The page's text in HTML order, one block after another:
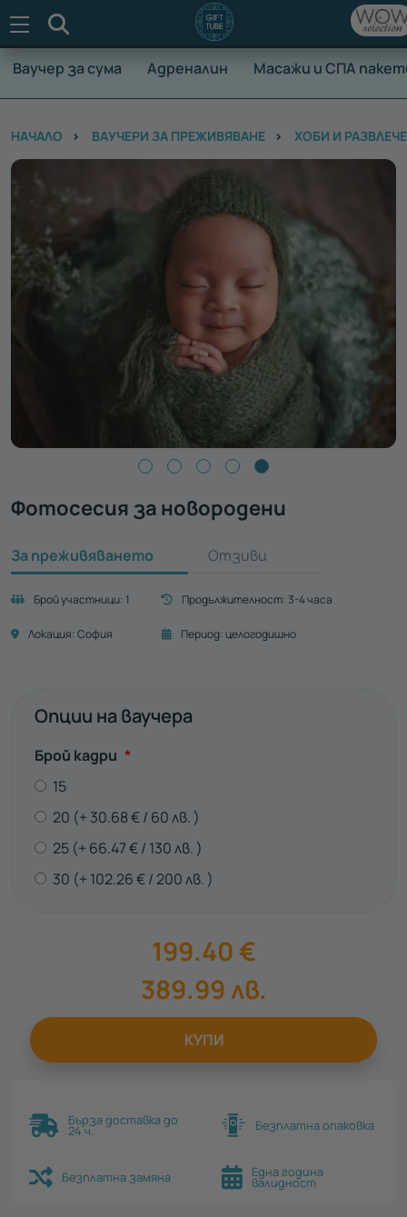
Ваучер за сума Адреналин Масажи и СПА
НАЧАЛО ВАУЧЕРИ ЗА ПРЕЖИВЯВАНЕ ХОБИ И
Фотосесия за новородени
За преживяването Отзиви
Брой участници: 1 Продължителност:3-4 часа
Локация:София Период:целогодишно
Опции на ваучера
Брой кадри Задължително
*
15
20
30.68€ 60лв.
25
66.47€ 130лв.
30
102.26€ 200лв.
199.40 €
389.99лв.
КУПИ
Бърза доставка до
24 ч. Безплатна опаковка
Безплатна замяна Една година
валидност